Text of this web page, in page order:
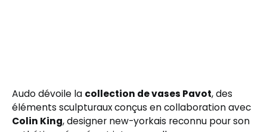
Audo dévoile la collection de vases Pavot, des
éléments sculpturaux conçus en collaboration avec
Colin King, designer new-yorkais reconnu pour son